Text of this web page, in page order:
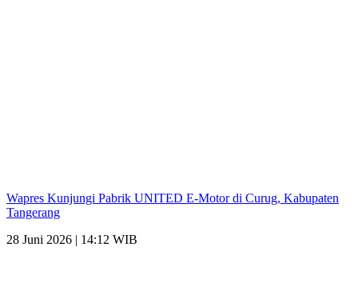
Wapres Kunjungi Pabrik UNITED E-Motor di Curug, Kabupaten
Tangerang
28 Juni 2026 | 14:12 WIB